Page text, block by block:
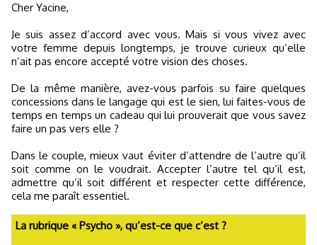
Cher Yacine,
Je suis assez d’accord avec vous. Mais si vous vivez avec
votre femme depuis longtemps, je trouve curieux qu’elle
n’ait pas encore accepté votre vision des choses.
De la même manière, avez-vous parfois su faire quelques
concessions dans le langage qui est le sien, lui faites-vous de
temps en temps un cadeau qui lui prouverait que vous savez
faire un pas vers elle ?
Dans le couple, mieux vaut éviter d’attendre de l’autre qu’il
soit comme on le voudrait. Accepter l’autre tel qu’il est,
admettre qu’il soit différent et respecter cette différence,
cela me paraît essentiel.
La rubrique « Psycho », qu’est-ce que c’est ?